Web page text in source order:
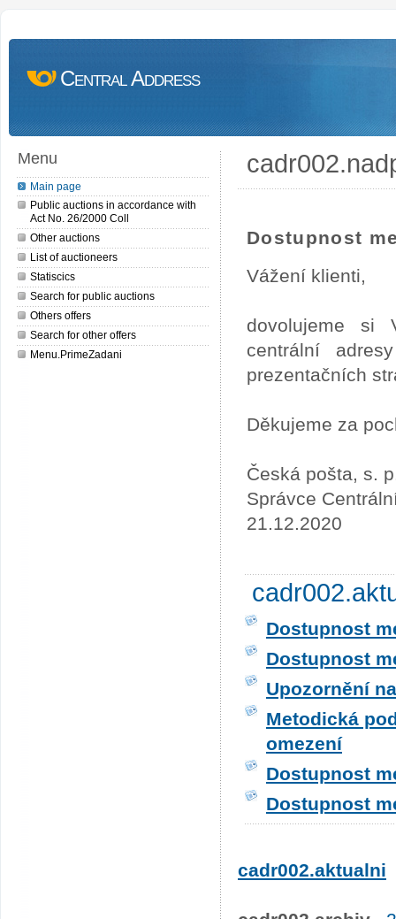
Central Address
Menu
Main page
Public auctions in accordance with
Act No. 26/2000 Coll
Other auctions
List of auctioneers
Statiscics
Search for public auctions
Others offers
Search for other offers
Menu.PrimeZadani
Dostupnost
Vážení klienti,
dovolujeme si
centrální
prezentačních
Děkujeme za
Česká pošta, s.
Správce
21.12.2020
Dostupnost
Dostupnost
Upozornění
Metodická
omezení
Dostupnost
Dostupnost
cadr002.aktualni